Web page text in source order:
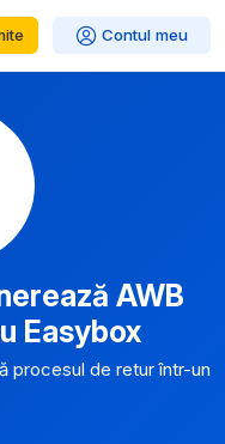
Contul meu
AWB
Easybox
procesul de retur într-un